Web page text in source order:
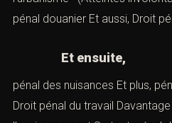
pénal douanier Et aussi, Droit
Et ensuite,
pénal des nuisances Et plus,
Droit pénal du travail